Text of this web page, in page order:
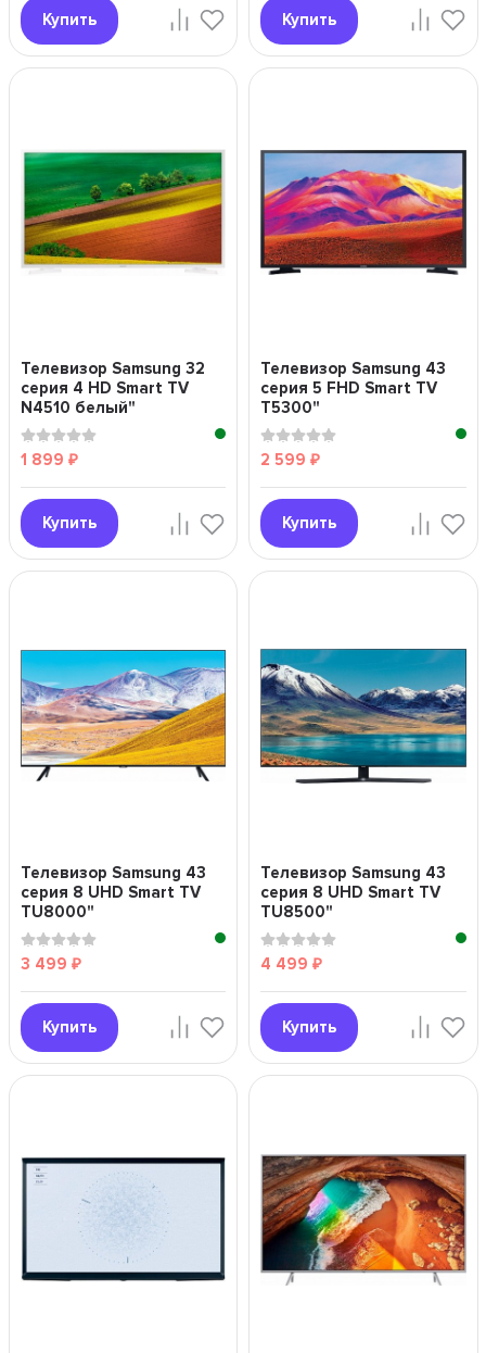
Купить Купить
Телевизор Samsung 32
серия 4 HD Smart TV
N4510 белый"
1 899 ₽
Купить
Телевизор Samsung 43
серия 5 FHD Smart TV
T5300"
2 599 ₽
Купить
Телевизор Samsung 43
серия 8 UHD Smart TV
TU8000"
3 499 ₽
Купить
Телевизор Samsung 43
серия 8 UHD Smart TV
TU8500"
4 499 ₽
Купить